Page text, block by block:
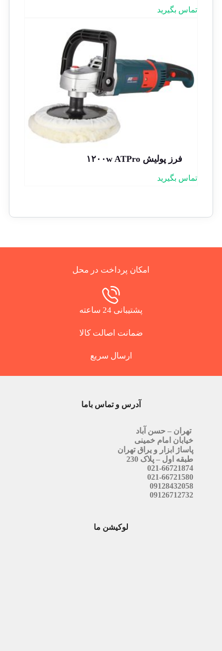
تماس بگیرید
فرز پولیش ۱۲۰۰w ATPro
تماس بگیرید
امکان پرداخت در محل
پشتیبانی 24 ساعته
ضمانت اصالت کالا
ارسال سریع
آدرس و تماس باما
تهران – حسن آباد
خیابان امام خمینی
پاساژ ابزار و یراق تهران
طبقه اول – پلاک 230
021-66721874
021-66721580
09128432058
09126712732
لوکیشن ما